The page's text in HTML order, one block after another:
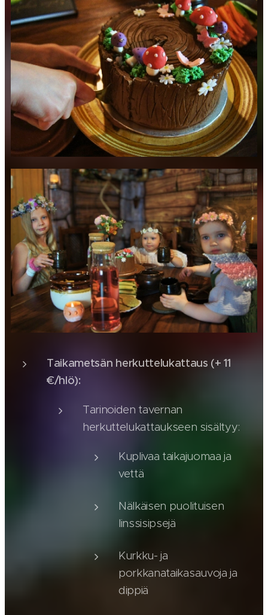
Taikametsän herkuttelukattaus (+ 11
€/hlö):
Tarinoiden tavernan
herkuttelukattaukseen sisältyy:
Kuplivaa taikajuomaa ja
vettä
Nälkäisen puolituisen
linssisipsejä
Kurkku- ja
porkkanataikasauvoja ja
dippiä